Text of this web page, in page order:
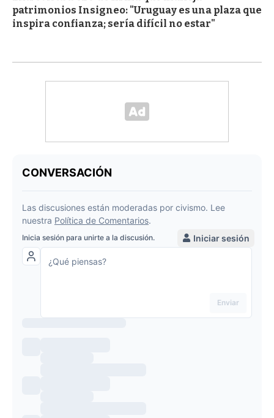
patrimonios Insigneo: "Uruguay es una plaza que
inspira confianza; sería difícil no estar"